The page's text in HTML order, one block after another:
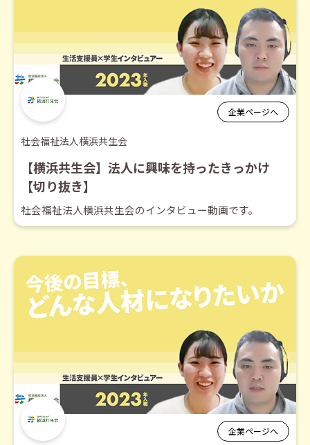
企業ページへ
社会福祉法人横浜共生会
【横浜共生会】法人に興味を持ったきっかけ
【切り抜き】
社会福祉法人横浜共生会のインタビュー動画です。
企業ページへ